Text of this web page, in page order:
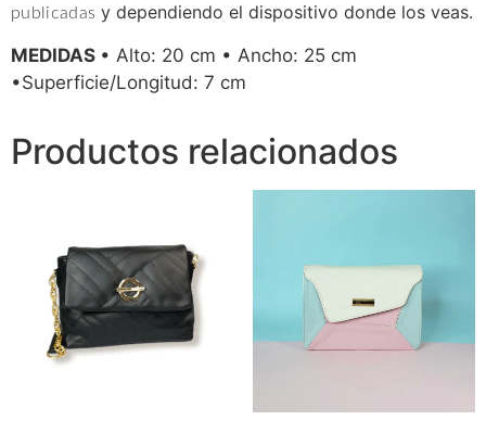
publicadas y dependiendo el dispositivo donde los veas.
MEDIDAS • Alto: 20 cm • Ancho: 25 cm
•Superficie/Longitud: 7 cm
Productos relacionados